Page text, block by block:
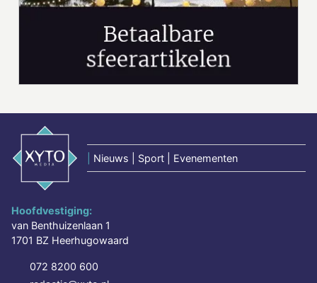
Nieuws | Sport | Evenementen
Hoofdvestiging:
van Benthuizenlaan 1
1701 BZ Heerhugowaard
072 8200 600